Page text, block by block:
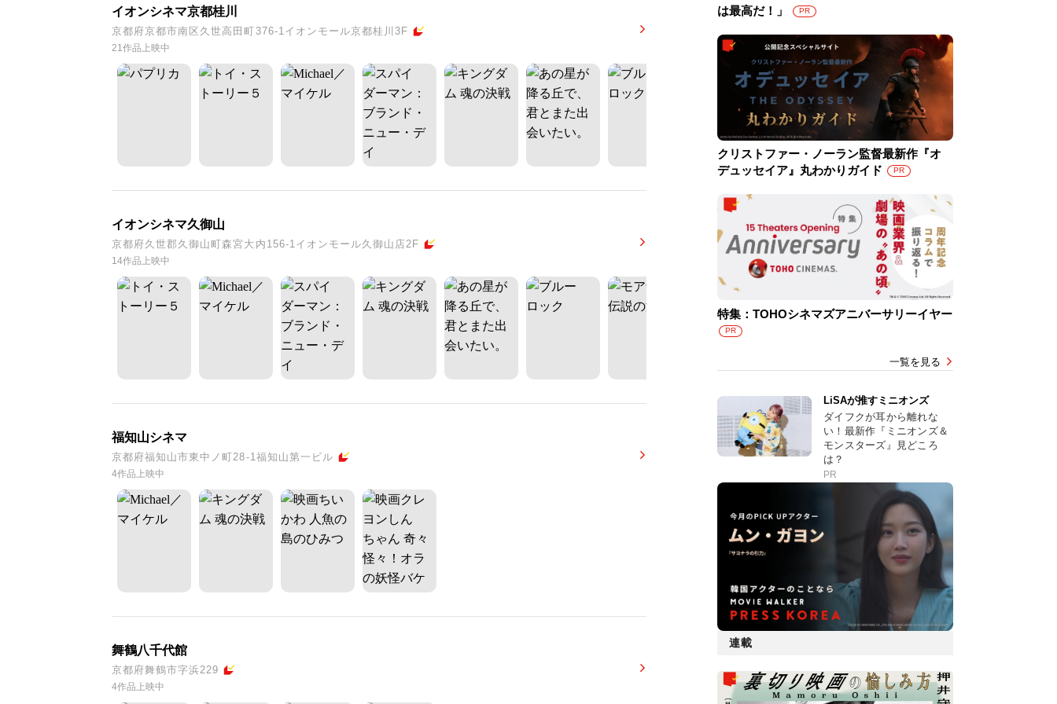
イオンシネマ京都桂川
京都府京都市南区久世高田町376-1イオンモール京都桂川3F
21作品上映中
イオンシネマ久御山
京都府久世郡久御山町森宮大内156-1イオンモール久御山店2F
14作品上映中
福知山シネマ
京都府福知山市東中ノ町28-1福知山第一ビル
4作品上映中
舞鶴八千代館
京都府舞鶴市字浜229
4作品上映中
は最高だ！」
PR
クリストファー・ノーラン監督最新作『オ
デュッセイア』丸わかりガイド
PR
特集：TOHOシネマズアニバーサリーイヤー
PR
一覧を見る
LiSAが推すミニオンズ
ダイフクが耳から離れな
い！最新作『ミニオンズ＆
モンスターズ』見どころ
は？
PR
連載